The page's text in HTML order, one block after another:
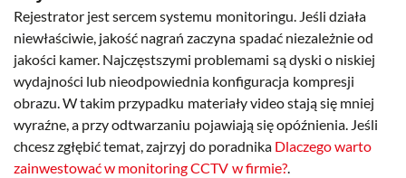
Rejestrator jest sercem systemu monitoringu. Jeśli działa
niewłaściwie, jakość nagrań zaczyna spadać niezależnie od
jakości kamer. Najczęstszymi problemami są dyski o niskiej
wydajności lub nieodpowiednia konfiguracja kompresji
obrazu. W takim przypadku materiały video stają się mniej
wyraźne, a przy odtwarzaniu pojawiają się opóźnienia. Jeśli
chcesz zgłębić temat, zajrzyj do poradnika Dlaczego warto
zainwestować w monitoring CCTV w firmie?.